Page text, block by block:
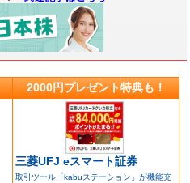
2000円プレゼント特典も！
三菱UFJ eスマート証券
取引ツール「kabuステーション」が機能充